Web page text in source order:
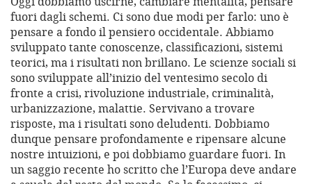
fuori dagli schemi. Ci sono due modi per farlo: uno è
pensare a fondo il pensiero occidentale. Abbiamo
sviluppato tante conoscenze, classificazioni, sistemi
teorici, ma i risultati non brillano. Le scienze sociali si
sono sviluppate all’inizio del ventesimo secolo di
fronte a crisi, rivoluzione industriale, criminalità,
urbanizzazione, malattie. Servivano a trovare
risposte, ma i risultati sono deludenti. Dobbiamo
dunque pensare profondamente e ripensare alcune
nostre intuizioni, e poi dobbiamo guardare fuori. In
un saggio recente ho scritto che l’Europa deve andare